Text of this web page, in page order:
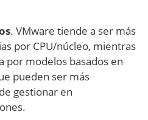
. VMware tiende a ser más
por CPU/núcleo, mientras
por modelos basados en
pueden ser más
gestionar en